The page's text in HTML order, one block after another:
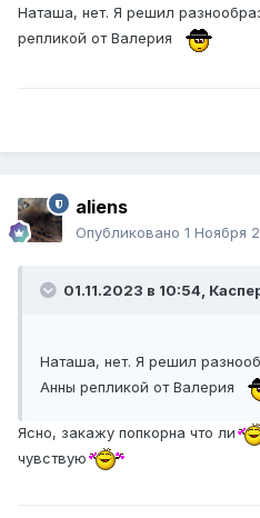
Наташа, нет. Я решил
репликой от Валерия
aliens
Опубликовано 1 Ноября
01.11.2023 в 10:54,
Наташа, нет. Я решил
Анны репликой от Валерия
Ясно, закажу попкорна что ли
чувствую